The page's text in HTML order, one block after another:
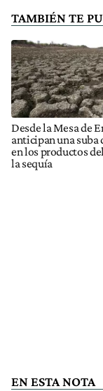
TAMBIÉN TE
Desde la Mesa de
anticipan una suba
en los productos
la sequía
EN ESTA NOTA